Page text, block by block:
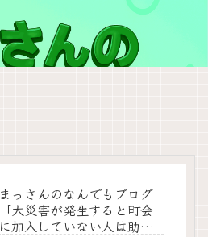
まっさんのなんでもブログ
「大災害が発生すると町会
に加入していない人は助か